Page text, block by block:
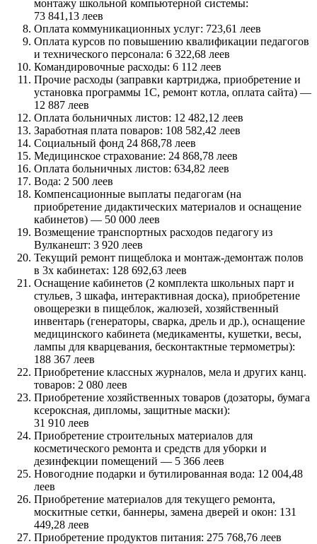
монтажу школьной компьютерной системы:
73 841,13 леев
Оплата коммуникационных услуг: 723,61 леев
Оплата курсов по повышению квалификации педагогов
и технического персонала: 6 322,68 леев
Командировочные расходы: 6 112 леев
Прочие расходы (заправки картриджа, приобретение и
установка программы 1С, ремонт котла, оплата сайта) —
12 887 леев
Оплата больничных листов: 12 482,12 леев
Заработная плата поваров: 108 582,42 леев
Социальный фонд 24 868,78 леев
Медицинское страхование: 24 868,78 леев
Оплата больничных листов: 634,82 леев
Вода: 2 500 леев
Компенсационные выплаты педагогам (на
приобретение дидактических материалов и оснащение
кабинетов) — 50 000 леев
Возмещение транспортных расходов педагогу из
Вулканешт: 3 920 леев
Текущий ремонт пищеблока и монтаж-демонтаж полов
в 3х кабинетах: 128 692,63 леев
Оснащение кабинетов (2 комплекта школьных парт и
стульев, 3 шкафа, интерактивная доска), приобретение
овощерезки в пищеблок, жалюзей, хозяйственный
инвентарь (генераторы, сварка, дрель и др.), оснащение
медицинского кабинета (медикаменты, кушетки, весы,
лампы для кварцевания, бесконтактные термометры):
188 367 леев
Приобретение классных журналов, мела и других канц.
товаров: 2 080 леев
Приобретение хозяйственных товаров (дозаторы, бумага
ксероксная, дипломы, защитные маски):
31 910 леев
Приобретение строительных материалов для
косметического ремонта и средств для уборки и
дезинфекции помещений — 5 366 леев
Новогодние подарки и бутилированная вода: 12 004,48
леев
Приобретение материалов для текущего ремонта,
москитные сетки, баннеры, замена дверей и окон: 131
449,28 леев
Приобретение продуктов питания: 275 768,76 леев